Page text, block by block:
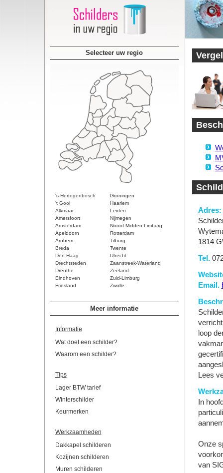
Selecteer uw regio
's-Hertogenbosch
Groningen
't Gooi
Haarlem
Alkmaar
Leiden
Amersfoort
Nijmegen
Amsterdam
Noord-Midden Limburg
Apeldoorn
Rotterdam
Arnhem
Tilburg
Breda
Twente
Den Haag
Utrecht
Drechtsteden
Zaanstreek-Waterland
Drenthe
Zeeland
Eindhoven
Zuid-Limburg
Friesland
Zwolle
Meer informatie
Informatie
Wat doet een schilder?
Waarom een schilder?
Tips
Lager BTW tarief
Winterschilder
Keurmerken
Werkzaamheden
Dakkapel schilderen
Kozijnen schilderen
Muren schilderen
Adres:
1814
Tel.
Email.
loop
Lees
In
Onze
van